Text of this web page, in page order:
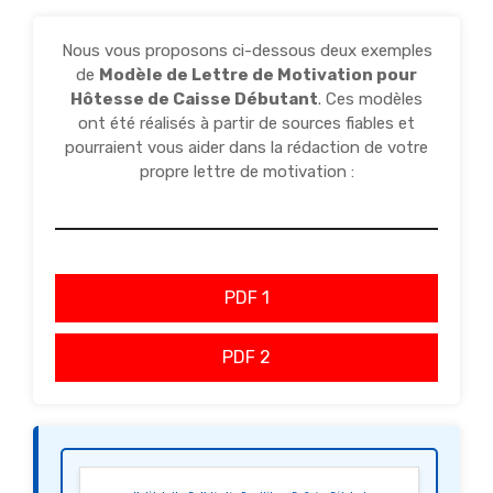
Nous vous proposons ci-dessous deux exemples
de Modèle de Lettre de Motivation pour
Hôtesse de Caisse Débutant. Ces modèles
ont été réalisés à partir de sources fiables et
pourraient vous aider dans la rédaction de votre
propre lettre de motivation :
PDF 1
PDF 2